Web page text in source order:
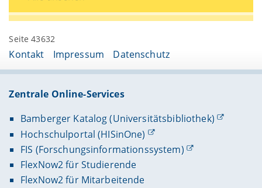
Seite 43632
Kontakt Impressum Datenschutz
Zentrale Online-Services
Bamberger Katalog (Universitätsbibliothek)
Hochschulportal (HISinOne)
FIS (Forschungsinformationssystem)
FlexNow2 für Studierende
FlexNow2 für Mitarbeitende